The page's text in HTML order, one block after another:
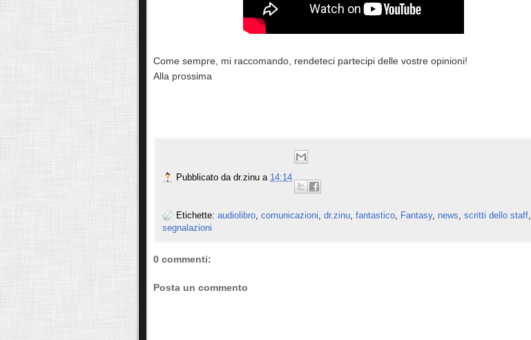
Come sempre, mi raccomando, rendeteci partecipi delle vostre opinioni!
Alla prossima
Pubblicato da dr.zinu a 14:14
Etichette: audiolibro, comunicazioni, dr.zinu, fantastico, Fantasy, news, scritti dello staff,
segnalazioni
0 commenti:
Posta un commento